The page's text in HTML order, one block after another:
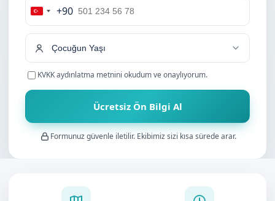
Turkey
+90
+90
KVKK aydınlatma metnini okudum ve onaylıyorum.
Ücretsiz Ön Bilgi Al
Formunuz güvenle iletilir. Ekibimiz sizi kısa sürede arar.